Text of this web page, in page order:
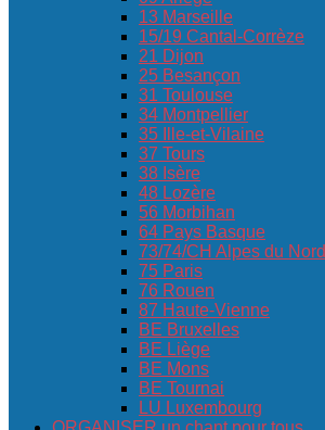
13 Marseille
15/19 Cantal-Corrèze
21 Dijon
25 Besançon
31 Toulouse
34 Montpellier
35 Ille-et-Vilaine
37 Tours
38 Isère
48 Lozère
56 Morbihan
64 Pays Basque
73/74/CH Alpes du Nord
75 Paris
76 Rouen
87 Haute-Vienne
BE Bruxelles
BE Liège
BE Mons
BE Tournai
LU Luxembourg